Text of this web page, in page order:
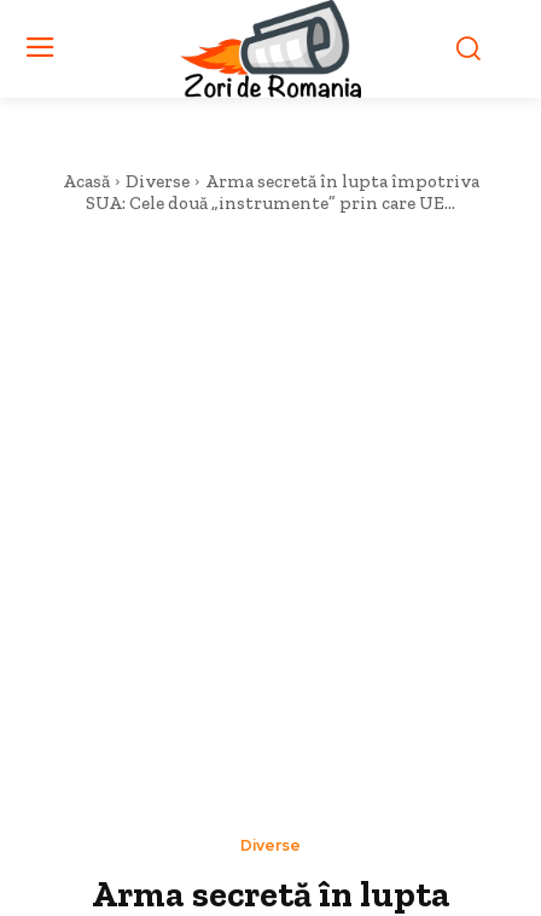
Acasă Diverse
Arma secretă în lupta împotriva
SUA: Cele două „instrumente” prin care UE...
Diverse
Arma secretă în lupta